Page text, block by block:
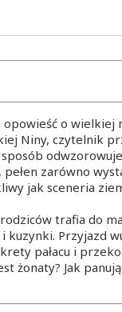
o wielkiej
Niny, czytelnik
zarówno
jak sceneria
trafia do
Przyjazd
pałacu i
żonaty? Jak